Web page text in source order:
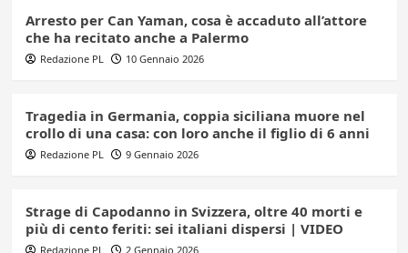
Arresto per Can Yaman, cosa è accaduto all’attore
che ha recitato anche a Palermo
Redazione PL 10 Gennaio 2026
Tragedia in Germania, coppia siciliana muore nel
crollo di una casa: con loro anche il figlio di 6 anni
Redazione PL 9 Gennaio 2026
Strage di Capodanno in Svizzera, oltre 40 morti e
più di cento feriti: sei italiani dispersi | VIDEO
Redazione PL 2 Gennaio 2026